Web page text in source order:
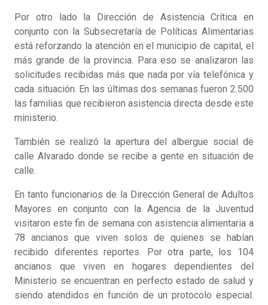
Por otro lado la Dirección de Asistencia Crítica en
conjunto con la Subsecretaría de Políticas Alimentarias
está reforzando la atención en el municipio de capital, el
más grande de la provincia. Para eso se analizaron las
solicitudes recibidas más que nada por vía telefónica y
cada situación. En las últimas dos semanas fueron 2.500
las familias que recibieron asistencia directa desde este
ministerio.
También se realizó la apertura del albergue social de
calle Alvarado donde se recibe a gente en situación de
calle.
En tanto funcionarios de la Dirección General de Adultos
Mayores en conjunto con la Agencia de la Juventud
visitaron este fin de semana con asistencia alimentaria a
78 ancianos que viven solos de quienes se habían
recibido diferentes reportes. Por otra parte, los 104
ancianos que viven en hogares dependientes del
Ministerio se encuentran en perfecto estado de salud y
siendo atendidos en función de un protocolo especial.